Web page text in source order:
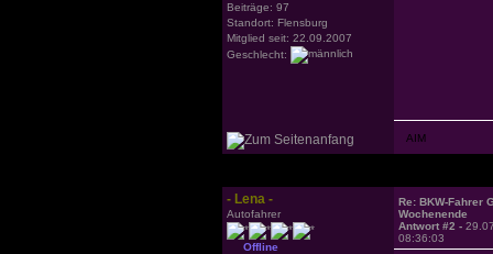
Beiträge: 97
Standort: Flensburg
Mitglied seit: 22.09.2007
Geschlecht:
- Lena -
Autofahrer
Offline
Re: BKW-Fahrer
Wochenende
Antwort #2 -
08:36:03